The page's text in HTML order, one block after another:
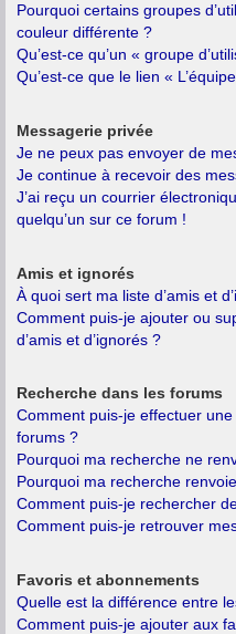
Pourquoi certains groupes
couleur différente ?
Qu’est-ce qu’un « groupe
Qu’est-ce que le lien «
Messagerie privée
Je ne peux pas envoyer de
Je continue à recevoir des
J’ai reçu un courrier
quelqu’un sur ce forum !
Amis et ignorés
À quoi sert ma liste d’amis et
Comment puis-je ajouter ou
d’amis et d’ignorés ?
Recherche dans les forums
Comment puis-je effectuer
forums ?
Pourquoi ma recherche ne
Pourquoi ma recherche
Comment puis-je rechercher
Comment puis-je retrouver
Favoris et abonnements
Quelle est la différence entre
Comment puis-je ajouter aux